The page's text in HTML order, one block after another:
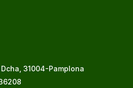
31004-Pamplona